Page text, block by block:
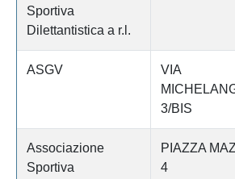
Sportiva
Dilettantistica a r.l.
ASGV
VIA
3/BIS
Associazione
Sportiva
PIAZZA
4